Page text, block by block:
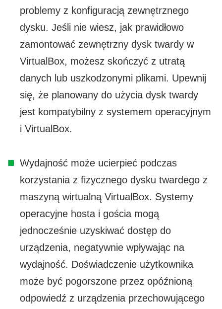
problemy z konfiguracją zewnętrznego
dysku. Jeśli nie wiesz, jak prawidłowo
zamontować zewnętrzny dysk twardy w
VirtualBox, możesz skończyć z utratą
danych lub uszkodzonymi plikami. Upewnij
się, że planowany do użycia dysk twardy
jest kompatybilny z systemem operacyjnym
i VirtualBox.
Wydajność może ucierpieć podczas
korzystania z fizycznego dysku twardego z
maszyną wirtualną VirtualBox. Systemy
operacyjne hosta i gościa mogą
jednocześnie uzyskiwać dostęp do
urządzenia, negatywnie wpływając na
wydajność. Doświadczenie użytkownika
może być pogorszone przez opóźnioną
odpowiedź z urządzenia przechowującego